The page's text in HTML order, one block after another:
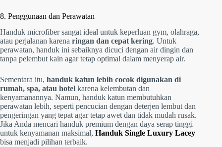
8. Penggunaan dan Perawatan
Handuk microfiber sangat ideal untuk keperluan gym, olahraga,
atau perjalanan karena ringan dan cepat kering. Untuk
perawatan, handuk ini sebaiknya dicuci dengan air dingin dan
tanpa pelembut kain agar tetap optimal dalam menyerap air.
Sementara itu, handuk katun lebih cocok digunakan di
rumah, spa, atau hotel karena kelembutan dan
kenyamanannya. Namun, handuk katun membutuhkan
perawatan lebih, seperti pencucian dengan deterjen lembut dan
pengeringan yang tepat agar tetap awet dan tidak mudah rusak.
Jika Anda mencari handuk premium dengan daya serap tinggi
untuk kenyamanan maksimal, Handuk Single Luxury Lacey
bisa menjadi pilihan terbaik.